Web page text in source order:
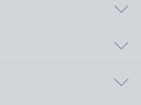
ラットフォームを開発して